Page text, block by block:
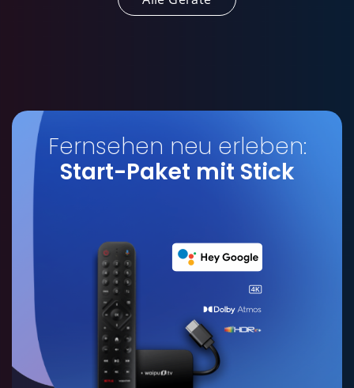
Fernsehen neu erleben:
Start-Paket mit Stick